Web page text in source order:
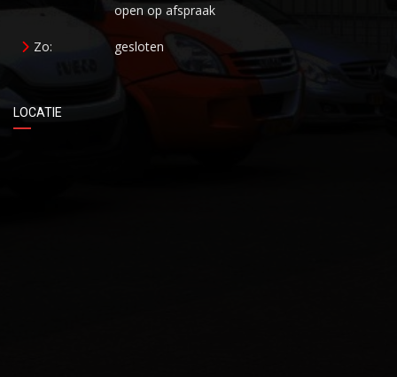
open op afspraak
Zo: gesloten
LOCATIE